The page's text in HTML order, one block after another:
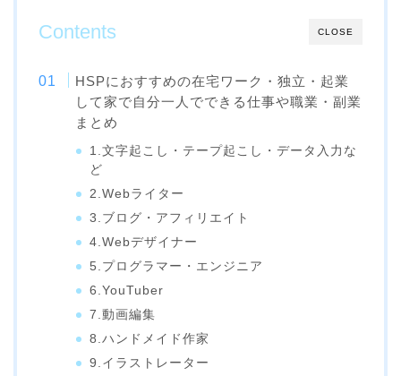
CLOSE
Contents
HSPにおすすめの在宅ワーク・独立・起業
して家で自分一人でできる仕事や職業・副業
まとめ
1.文字起こし・テープ起こし・データ入力な
ど
2.Webライター
3.ブログ・アフィリエイト
4.Webデザイナー
5.プログラマー・エンジニア
6.YouTuber
7.動画編集
8.ハンドメイド作家
9.イラストレーター